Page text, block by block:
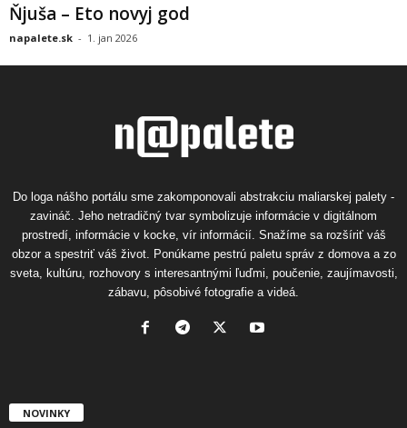
Ňjuša – Eto novyj god
napalete.sk - 1. jan 2026
Do loga nášho portálu sme zakomponovali abstrakciu maliarskej palety -
zavináč. Jeho netradičný tvar symbolizuje informácie v digitálnom
prostredí, informácie v kocke, vír informácií. Snažíme sa rozšíriť váš
obzor a spestriť váš život. Ponúkame pestrú paletu správ z domova a zo
sveta, kultúru, rozhovory s interesantnými ľuďmi, poučenie, zaujímavosti,
zábavu, pôsobivé fotografie a videá.
NOVINKY